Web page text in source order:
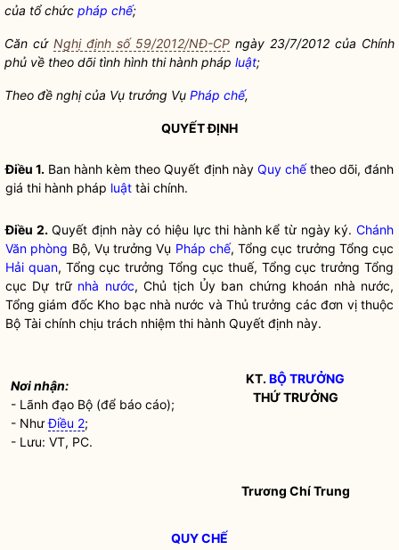
của tổ chức pháp chế;
Căn cứ Nghị định số 59/2012/NĐ-CP ngày 23/7/2012 của Chính
phủ về theo dõi tình hình thi hành pháp luật;
Theo đề nghị của Vụ trưởng Vụ Pháp chế,
QUYẾT ĐỊNH
Điều 1. Ban hành kèm theo Quyết định này Quy chếtheo dõi, đánh
giá thi hành pháp luật tài chính.
Điều 2.Quyết định này có hiệu lực thi hành kể từ ngày ký.Chánh
Văn phòng Bộ, Vụ trưởng Vụ Pháp chế, Tổng cục trưởng Tổng cục
Hải quan, Tổng cục trưởng Tổng cục thuế, Tổng cục trưởng Tổng
cục Dự trữ nhà nước, Chủ tịch Ủy ban chứng khoán nhà nước,
Tổng giám đốc Kho bạc nhà nước và Thủ trưởng các đơn vị thuộc
Bộ Tài chính chịu trách nhiệm thi hành Quyết định này.
Nơi nhận:
- Lãnh đạo Bộ (để báo cáo);
- NhưĐiều 2;
- Lưu: VT, PC.
KT.BỘ TRƯỞNG
THỨ TRƯỞNG
Trương Chí Trung
QUY CHẾ